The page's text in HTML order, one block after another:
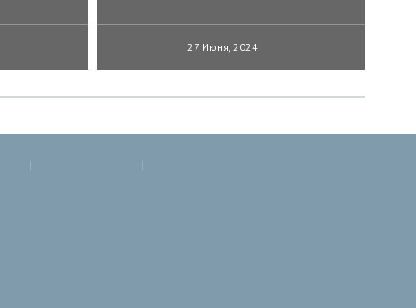
27 Июня, 2024